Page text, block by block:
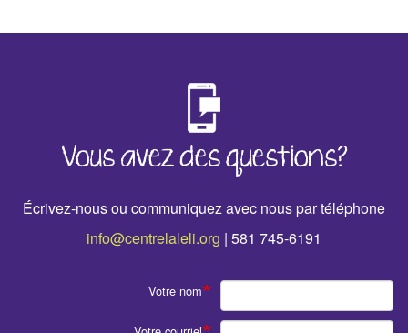
Vous avez des questions?
Écrivez-nous ou communiquez avec nous par téléphone
info@centrelaleli.org | 581 745-6191
Votre nom